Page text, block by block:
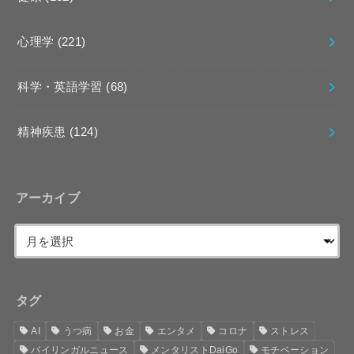
心理学 (221)
科学・英語学習 (68)
精神疾患 (124)
アーカイブ
タグ
AI うつ病 お金 エンタメ コロナ
ストレス
バイリンガルニュース
メンタリストDaiGo モチベーション